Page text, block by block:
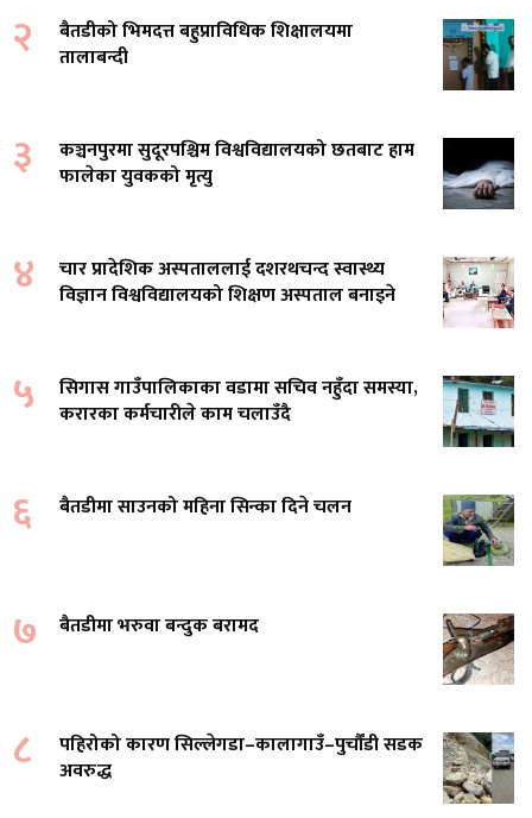
२
बैतडीको भिमदत्त बहुप्राविधिक शिक्षालयमा
तालाबन्दी
३
कञ्चनपुरमा सुदूरपश्चिम विश्वविद्यालयको छतबाट हाम
फालेका युवकको मृत्यु
४
चार प्रादेशिक अस्पताललाई दशरथचन्द स्वास्थ्य
विज्ञान विश्वविद्यालयको शिक्षण अस्पताल बनाइने
५
सिगास गाउँपालिकाका वडामा सचिव नहुँदा समस्या,
करारका कर्मचारीले काम चलाउँदै
६ बैतडीमा साउनको महिना सिन्का दिने चलन
७ बैतडीमा भरुवा बन्दुक बरामद
८
पहिरोको कारण सिल्लेगडा–कालागाउँ–पुर्चौंडी सडक
अवरुद्ध